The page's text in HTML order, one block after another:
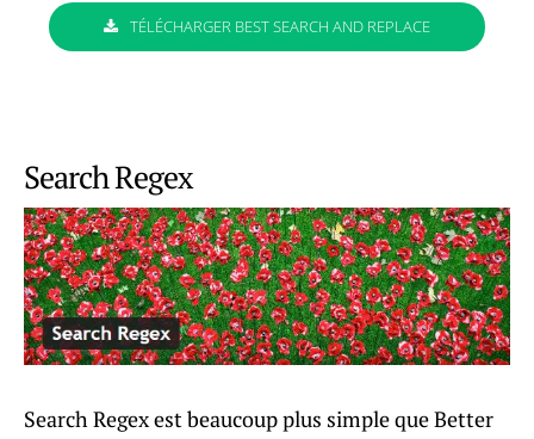
TÉLÉCHARGER BEST SEARCH AND REPLACE
Search Regex
Search Regex est beaucoup plus simple que Better